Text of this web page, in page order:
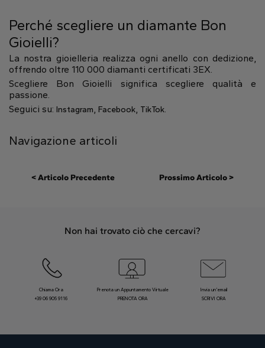
Perché scegliere un diamante Bon
Gioielli?
La nostra gioielleria realizza ogni anello con dedizione,
offrendo oltre 110 000 diamanti certificati 3EX.
Scegliere Bon Gioielli significa scegliere qualità e
passione.
Seguici su: Instagram Facebook TikTok
Navigazione articoli
Prossimo Articolo >
< Articolo Precedente
Non hai trovato ciò che cercavi?
Chiama Ora
+39 06 905 9116
Prenota un Appuntamento Virtuale
PRENOTA ORA
Invia un’email
SCRIVI ORA